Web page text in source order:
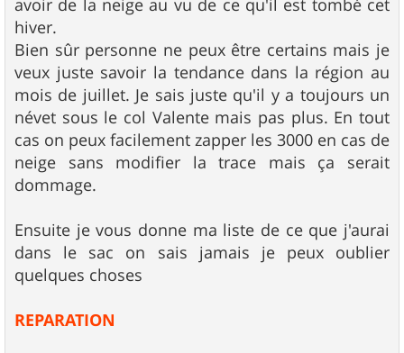
avoir de la neige au vu de ce qu'il est tombé cet
hiver.
Bien sûr personne ne peux être certains mais je
veux juste savoir la tendance dans la région au
mois de juillet. Je sais juste qu'il y a toujours un
névet sous le col Valente mais pas plus. En tout
cas on peux facilement zapper les 3000 en cas de
neige sans modifier la trace mais ça serait
dommage.
Ensuite je vous donne ma liste de ce que j'aurai
dans le sac on sais jamais je peux oublier
quelques choses
REPARATION